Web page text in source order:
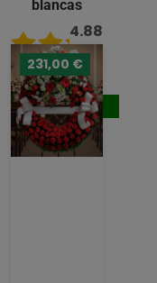
blancas
4.88
/ 5
176,00 €
Comprar
231,00 €